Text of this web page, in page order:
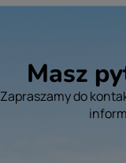
Masz
Zapraszamy do